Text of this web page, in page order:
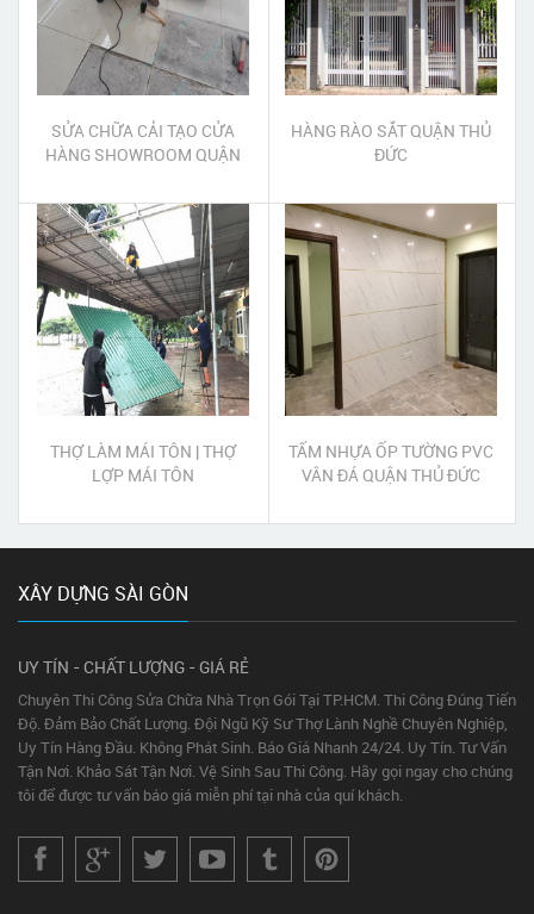
SỬA CHỮA CẢI TẠO CỬA
HÀNG SHOWROOM QUẬN
HÀNG RÀO SẮT QUẬN THỦ
ĐỨC
THỢ LÀM MÁI TÔN | THỢ
LỢP MÁI TÔN
TẤM NHỰA ỐP TƯỜNG PVC
VÂN ĐÁ QUẬN THỦ ĐỨC
XÂY DỰNG SÀI GÒN
UY TÍN - CHẤT LƯỢNG - GIÁ RẺ
Chuyên Thi Công Sửa Chữa Nhà Trọn Gói Tại TP.HCM. Thi Công Đúng Tiến
Độ. Đảm Bảo Chất Lượng. Đội Ngũ Kỹ Sư Thợ Lành Nghề Chuyên Nghiệp,
Uy Tín Hàng Đầu. Không Phát Sinh. Báo Giá Nhanh 24/24. Uy Tín. Tư Vấn
Tận Nơi. Khảo Sát Tận Nơi. Vệ Sinh Sau Thi Công. Hãy gọi ngay cho chúng
tôi để được tư vấn báo giá miễn phí tại nhà của quí khách.